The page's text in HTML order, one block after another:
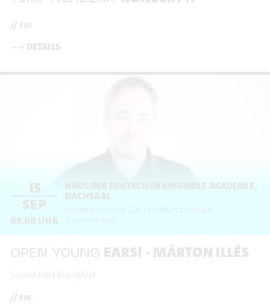
// em
⟶ DETAILS
15
SEP
09.00 UHR
HAUS DER DEUTSCHEN ENSEMBLE AKADEMIE,
DACHSAAL
Schwedlerstraße 2-4
Frankfurt am Main
(Deutschland)
OPEN YOUNG EARS! - MÁRTON ILLÉS
Sound Port Frankfurt
// em